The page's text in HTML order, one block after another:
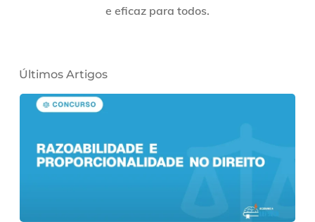
e eficaz para todos.
Últimos Artigos